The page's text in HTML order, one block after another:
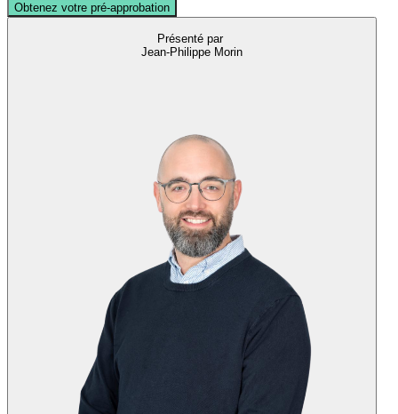
Obtenez votre pré-approbation
Présenté par
Jean-Philippe Morin